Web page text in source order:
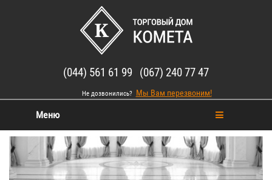
(044) 561 61 99 (067) 240 77 47
Не дозвонились? Мы Вам перезвоним!
Меню